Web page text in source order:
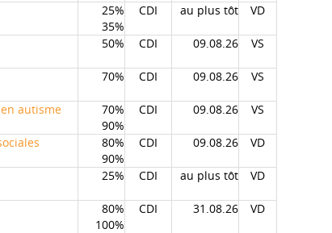
25%
35%
CDI au plus tôt VD
50% CDI 09.08.26 VS
70% CDI 09.08.26 VS
en autisme
70%
90%
CDI 09.08.26 VS
80%
90%
CDI 09.08.26 VD
25% CDI au plus tôt VD
80%
100%
CDI 31.08.26 VD